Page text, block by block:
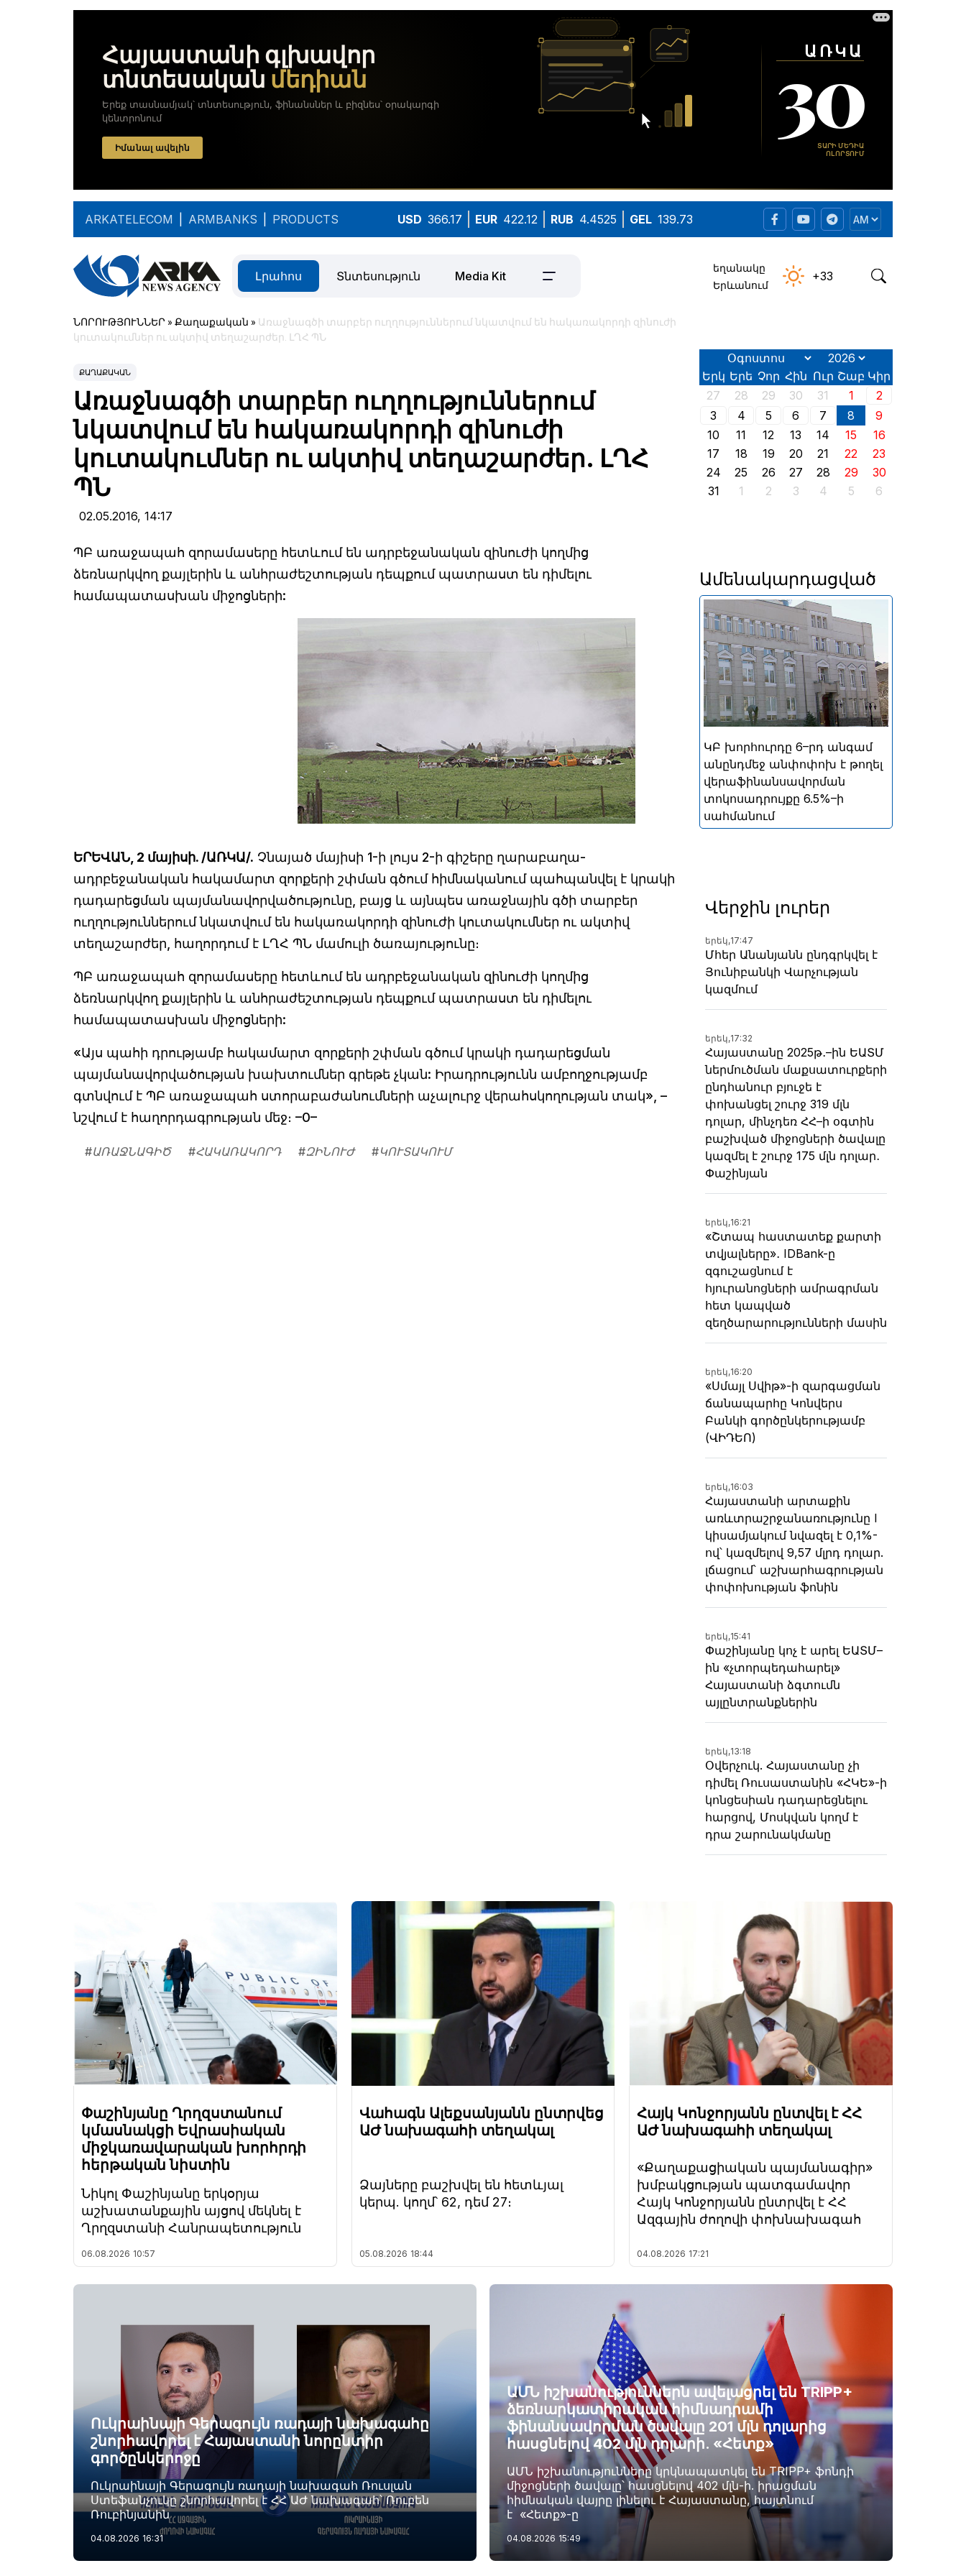
ARKATELECOM ARMBANKS PRODUCTS USD 366.17 EUR 422.12 RUB 4.4525 GEL 139.73
Լրահոս Տնտեսություն Media Kit
եղանակը
Երևանում
+33
ՆՈՐՈՒԹՅՈՒՆՆԵՐ » Քաղաքական » Առաջնագծի տարբեր ուղղություններում նկատվում են հակառակորդի զինուժի
կուտակումներ ու ակտիվ տեղաշարժեր. ԼՂՀ ՊՆ
ՔԱՂԱՔԱԿԱՆ
Առաջնագծի տարբեր ուղղություններում
նկատվում են հակառակորդի զինուժի
կուտակումներ ու ակտիվ տեղաշարժեր. ԼՂՀ
ՊՆ
02.05.2016, 14:17
ՊԲ առաջապահ զորամասերը հետևում են ադրբեջանական զինուժի կողմից
ձեռնարկվող քայլերին և անհրաժեշտության դեպքում պատրաստ են դիմելու
համապատասխան միջոցների:
ԵՐԵՎԱՆ, 2 մայիսի. /ԱՌԿԱ/. Չնայած մայիսի 1-ի լույս 2-ի գիշերը ղարաբաղա-
ադրբեջանական հակամարտ զորքերի շփման գծում հիմնականում պահպանվել է կրակի
դադարեցման պայմանավորվածությունը, բայց և այնպես առաջնային գծի տարբեր
ուղղություններում նկատվում են հակառակորդի զինուժի կուտակումներ ու ակտիվ
տեղաշարժեր, հաղորդում է ԼՂՀ ՊՆ մամուլի ծառայությունը։
ՊԲ առաջապահ զորամասերը հետևում են ադրբեջանական զինուժի կողմից
ձեռնարկվող քայլերին և անհրաժեշտության դեպքում պատրաստ են դիմելու
համապատասխան միջոցների:
«Այս պահի դրությամբ հակամարտ զորքերի շփման գծում կրակի դադարեցման
պայմանավորվածության խախտումներ գրեթե չկան: Իրադրությունն ամբողջությամբ
գտնվում է ՊԲ առաջապահ ստորաբաժանումների աչալուրջ վերահսկողության տակ», –
նշվում է հաղորդագրության մեջ։ –0–
#ԱՌԱՋՆԱԳԻԾ #ՀԱԿԱՌԱԿՈՐԴ #ԶԻՆՈՒԺ #ԿՈՒՏԱԿՈՒՄ
Երկ Երե Չոր Հին Ուր Շաբ Կիր
27
28 29 30 31 1
2
3
4 5 6 7 8
9
10
11 12 13 14 15
16
17
18 19 20 21 22
23
24
25 26 27 28 29
30
31
1 2 3 4 5 6
Ամենակարդացված
Անփոփոխ են մնացել նաև
լոմբարդային ռեպոն՝ 8% և
դրամական միջոցների
ներգրավման տոկոսադրույքը՝
5%
ԿԲ խորհուրդը 6–րդ անգամ
անընդմեջ անփոփոխ է թողել
վերաֆինանսավորման
տոկոսադրույքը 6.5%–ի
սահմանում
Վերջին լուրեր
երեկ,17:47
Մհեր Անանյանն ընդգրկվել է
Յունիբանկի Վարչության
կազմում
երեկ,17:32
Հայաստանը 2025թ․–ին ԵԱՏՄ
ներմուծման մաքսատուրքերի
ընդհանուր բյուջե է
փոխանցել շուրջ 319 մլն
դոլար, մինչդեռ ՀՀ–ի օգտին
բաշխված միջոցների ծավալը
կազմել է շուրջ 175 մլն դոլար․
Փաշինյան
երեկ,16:21
«Շտապ հաստատեք քարտի
տվյալները»․ IDBank-ը
զգուշացնում է
հյուրանոցների ամրագրման
հետ կապված
զեղծարարությունների մասին
երեկ,16:20
«Սմայլ Սվիթ»-ի զարգացման
ճանապարհը Կոնվերս
Բանկի գործընկերությամբ
(ՎԻԴԵՈ)
երեկ,16:03
Հայաստանի արտաքին
առևտրաշրջանառությունը I
կիսամյակում նվազել է 0,1%-
ով՝ կազմելով 9,57 մլրդ դոլար.
լճացում՝ աշխարհագրության
փոփոխության ֆոնին
երեկ,15:41
Փաշինյանը կոչ է արել ԵԱՏՄ–
ին «չտորպեդահարել»
Հայաստանի ձգտումն
այլընտրանքներին
երեկ,13:18
Օվերչուկ. Հայաստանը չի
դիմել Ռուսաստանին «ՀԿԵ»-ի
կոնցեսիան դադարեցնելու
հարցով, Մոսկվան կողմ է
դրա շարունակմանը
Փաշինյանը Ղրղզստանում
կմասնակցի Եվրասիական
միջկառավարական խորհրդի
հերթական նիստին
Նիկոլ Փաշինյանը երկօրյա
աշխատանքային այցով մեկնել է
Ղրղզստանի Հանրապետություն
06.08.2026 10:57
Վահագն Ալեքսանյանն ընտրվեց
ԱԺ նախագահի տեղակալ
Ձայները բաշխվել են հետևյալ
կերպ. կողմ՝ 62, դեմ 27։
05.08.2026 18:44
Հայկ Կոնջորյանն ընտվել է ՀՀ
ԱԺ նախագահի տեղակալ
«Քաղաքացիական պայմանագիր»
խմբակցության պատգամավոր
Հայկ Կոնջորյանն ընտրվել է ՀՀ
Ազգային ժողովի փոխնախագահ
04.08.2026 17:21
Ուկրաինայի Գերագույն ռադայի նախագահը
շնորհավորել է Հայաստանի նորընտիր
գործընկերոջը
Ուկրաինայի Գերագույն ռադայի նախագահ Ռուսլան
Ստեֆանչուկը շնորհավորել է ՀՀ ԱԺ նախագահ՝ Ռուբեն
Ռուբինյանին
04.08.2026 16:31
ԱՄՆ իշխանություններն ավելացրել են TRIPP+
ձեռնարկատիրական հիմնադրամի
ֆինանսավորման ծավալը 201 մլն դոլարից
հասցնելով 402 մլն դոլարի. «Հետք»
ԱՄՆ իշխանությունները կրկնապատկել են TRIPP+ ֆոնդի
միջոցների ծավալը՝ հասցնելով 402 մլն-ի. իրացման
հիմնական վայրը լինելու է Հայաստանը, հայտնում
է «Հետք»-ը
04.08.2026 15:49